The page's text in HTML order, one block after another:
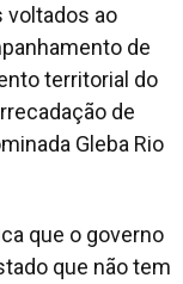
voltados ao
de
territorial do
de
Gleba Rio
que o governo
que não tem